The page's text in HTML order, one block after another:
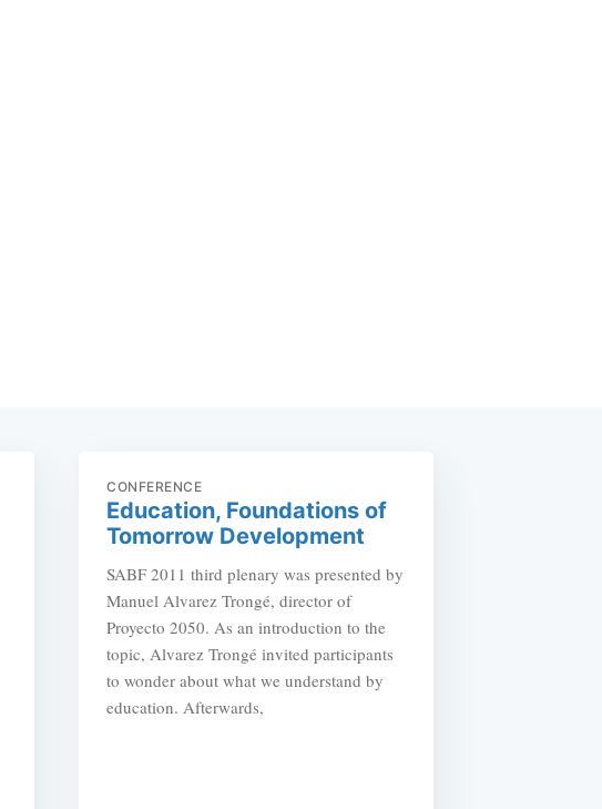
CONFERENCE
Education, Foundations of
Tomorrow Development
SABF 2011 third plenary was presented by
Manuel Alvarez Trongé, director of
Proyecto 2050. As an introduction to the
topic, Alvarez Trongé invited participants
to wonder about what we understand by
education. Afterwards,